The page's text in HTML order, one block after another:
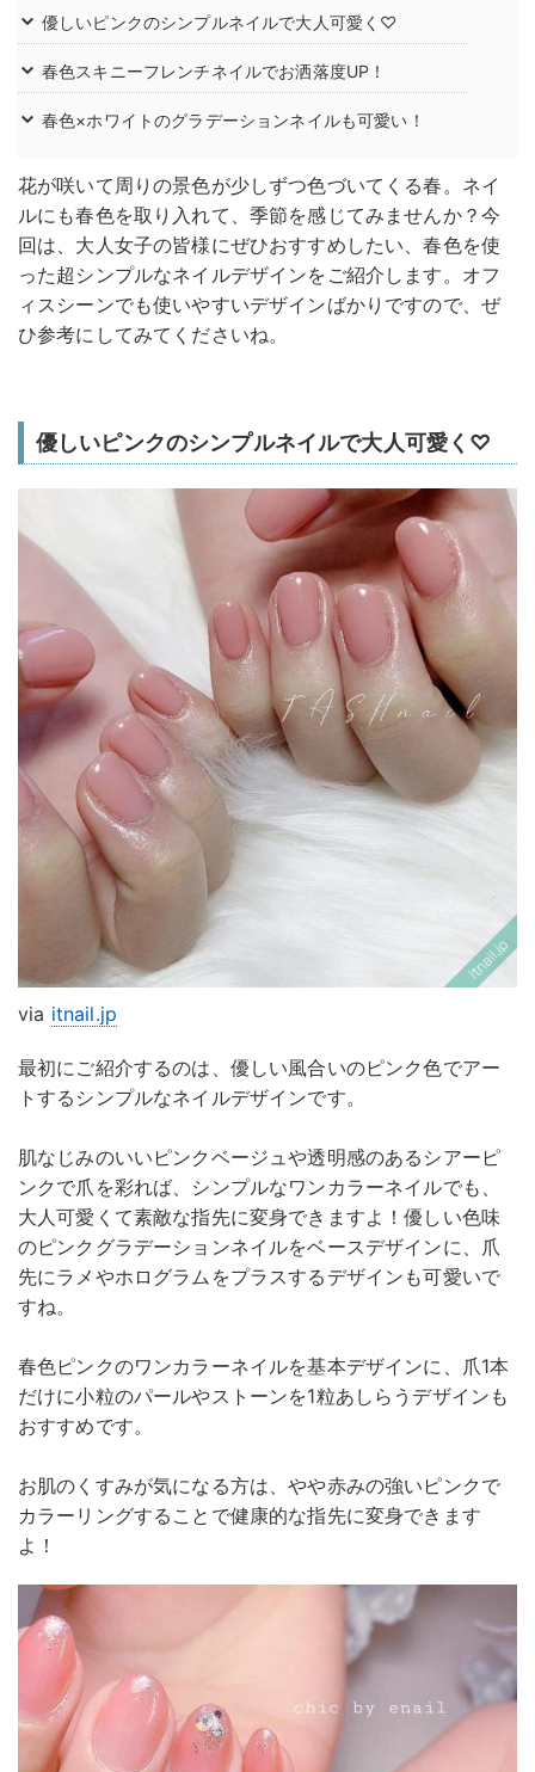
優しいピンクのシンプルネイルで大人可愛く♡
春色スキニーフレンチネイルでお洒落度UP！
春色×ホワイトのグラデーションネイルも可愛い！
花が咲いて周りの景色が少しずつ色づいてくる春。ネイ
ルにも春色を取り入れて、季節を感じてみませんか？今
回は、大人女子の皆様にぜひおすすめしたい、春色を使
った超シンプルなネイルデザインをご紹介します。オフ
ィスシーンでも使いやすいデザインばかりですので、ぜ
ひ参考にしてみてくださいね。
優しいピンクのシンプルネイルで大人可愛く♡
via itnail.jp
最初にご紹介するのは、優しい風合いのピンク色でアー
トするシンプルなネイルデザインです。
肌なじみのいいピンクベージュや透明感のあるシアーピ
ンクで爪を彩れば、シンプルなワンカラーネイルでも、
大人可愛くて素敵な指先に変身できますよ！優しい色味
のピンクグラデーションネイルをベースデザインに、爪
先にラメやホログラムをプラスするデザインも可愛いで
すね。
春色ピンクのワンカラーネイルを基本デザインに、爪1本
だけに小粒のパールやストーンを1粒あしらうデザインも
おすすめです。
お肌のくすみが気になる方は、やや赤みの強いピンクで
カラーリングすることで健康的な指先に変身できます
よ！